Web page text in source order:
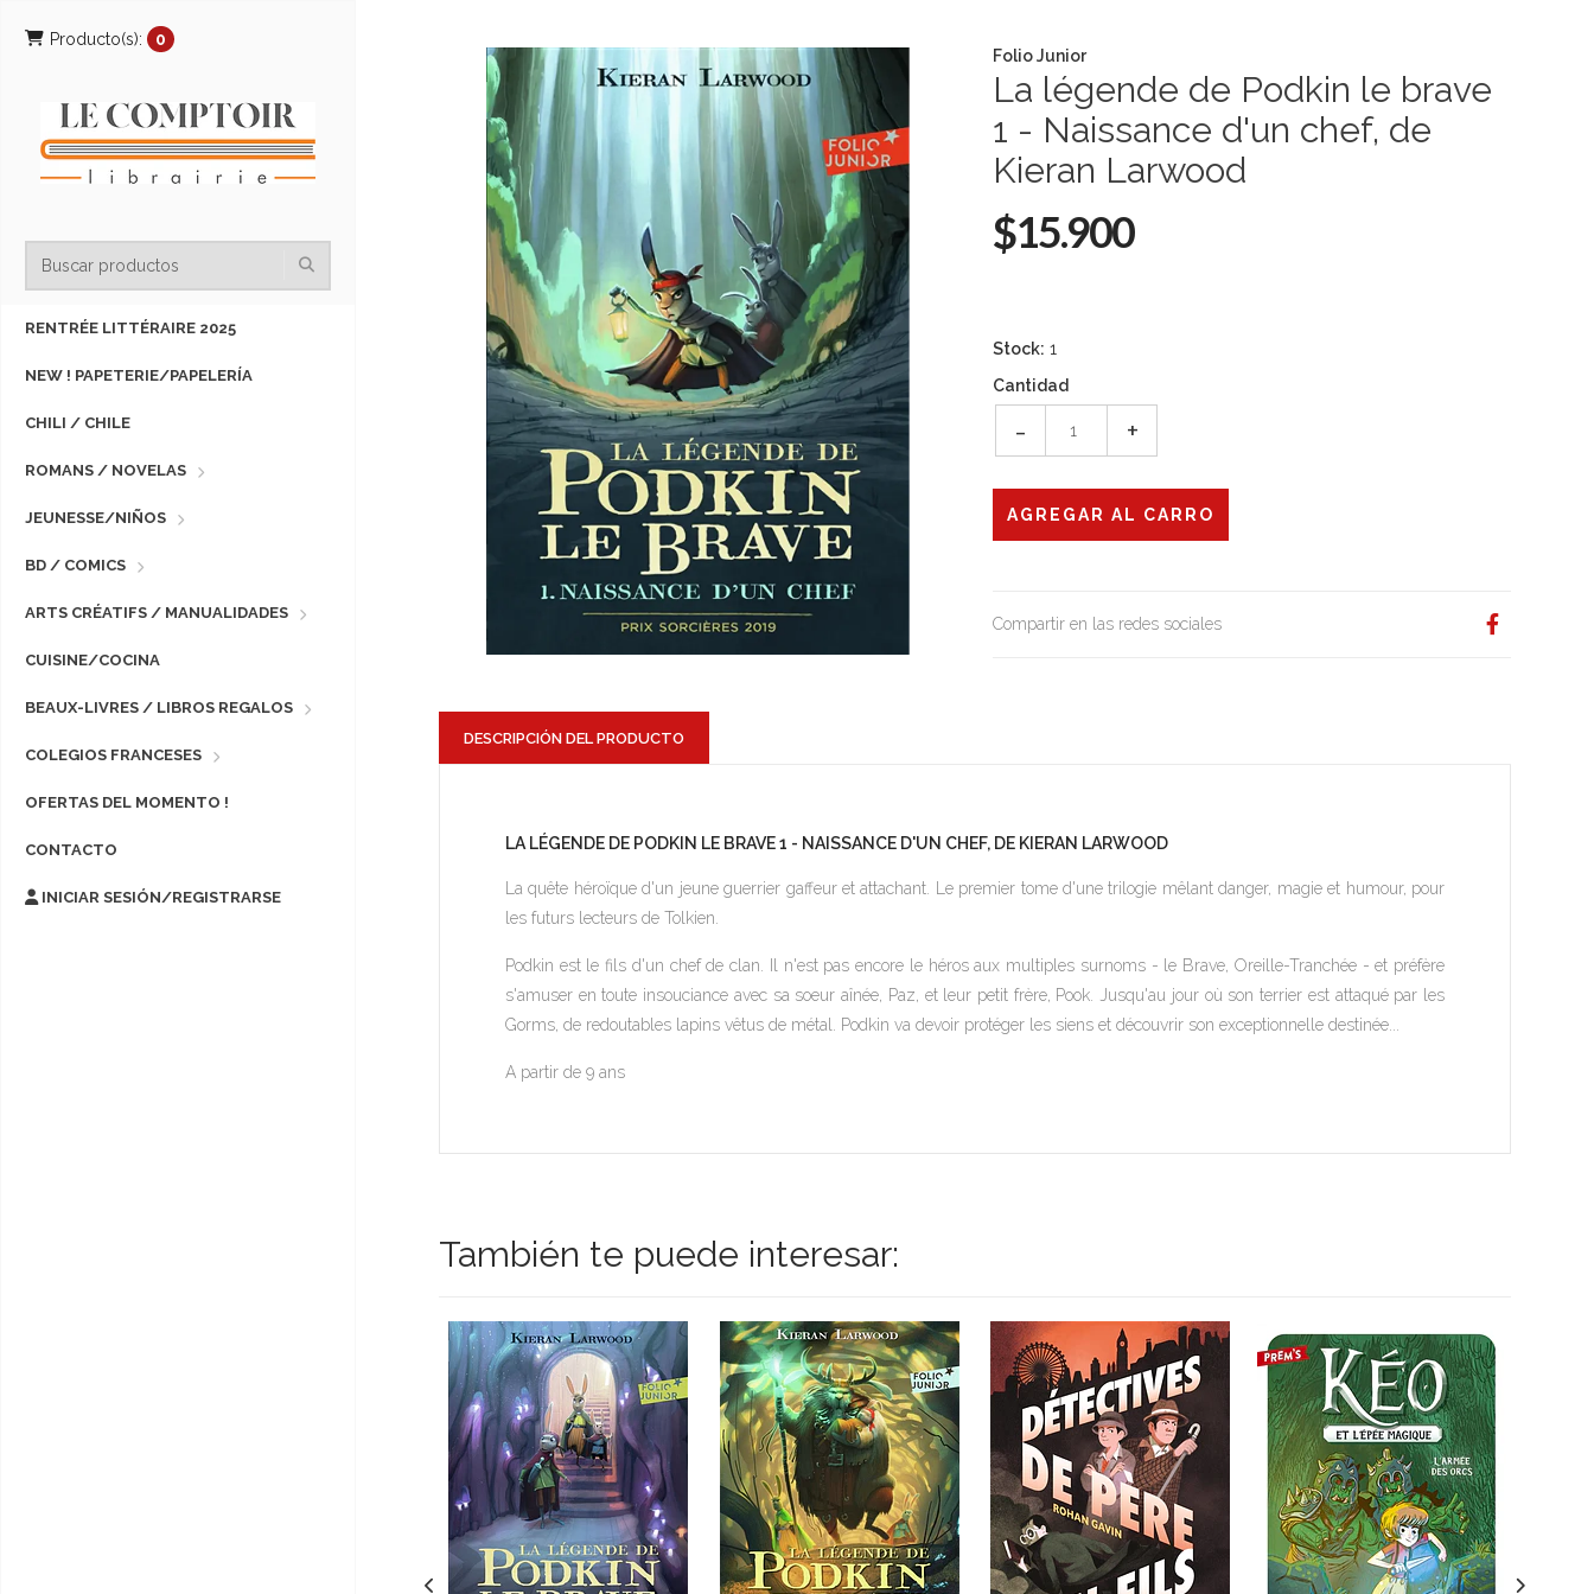
Producto(s): 0
RENTRÉE LITTÉRAIRE 2025
NEW ! PAPETERIE/PAPELERÍA
CHILI / CHILE
ROMANS / NOVELAS
JEUNESSE/NIÑOS
BD / COMICS
ARTS CRÉATIFS / MANUALIDADES
CUISINE/COCINA
BEAUX-LIVRES / LIBROS REGALOS
COLEGIOS FRANCESES
OFERTAS DEL MOMENTO !
CONTACTO
INICIAR SESIÓN/REGISTRARSE
Folio Junior
La légende de Podkin le brave
1 - Naissance d'un chef, de
Kieran Larwood
$15.900
Stock: 1
Cantidad
- +
Compartir en las redes sociales
DESCRIPCIÓN DEL PRODUCTO
LA LÉGENDE DE PODKIN LE BRAVE 1 - NAISSANCE D'UN CHEF, DE KIERAN LARWOOD
La quête héroïque d'un jeune guerrier gaffeur et attachant. Le premier tome d'une trilogie mêlant danger, magie et humour, pour
les futurs lecteurs de Tolkien.
Podkin est le fils d'un chef de clan. Il n'est pas encore le héros aux multiples surnoms - le Brave, Oreille-Tranchée - et préfère
s'amuser en toute insouciance avec sa soeur aînée, Paz, et leur petit frère, Pook. Jusqu'au jour où son terrier est attaqué par les
Gorms, de redoutables lapins vêtus de métal. Podkin va devoir protéger les siens et découvrir son exceptionnelle destinée...
A partir de 9 ans
También te puede interesar: